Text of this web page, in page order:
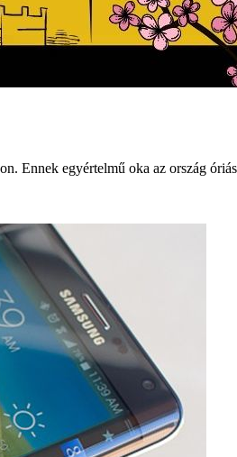
egyértelmű oka az ország